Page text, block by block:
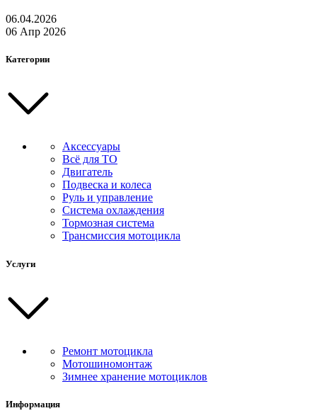
06.04.2026
06 Апр 2026
Категории
Аксессуары
Всё для ТО
Двигатель
Подвеска и колеса
Руль и управление
Система охлаждения
Тормозная система
Трансмиссия мотоцикла
Услуги
Ремонт мотоцикла
Мотошиномонтаж
Зимнее хранение мотоциклов
Информация